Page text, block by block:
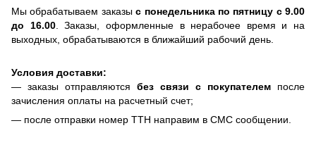
Мы обрабатываем заказыс понедельника по пятницу с 9.00
до 16.00. Заказы, оформленные в нерабочее время и на
выходных, обрабатываются в ближайший рабочий день.
Условия доставки:
— заказы отправляются без связи с покупателем после
зачисления оплаты на расчетный счет;
— после отправки номер ТТН направим в СМС сообщении.